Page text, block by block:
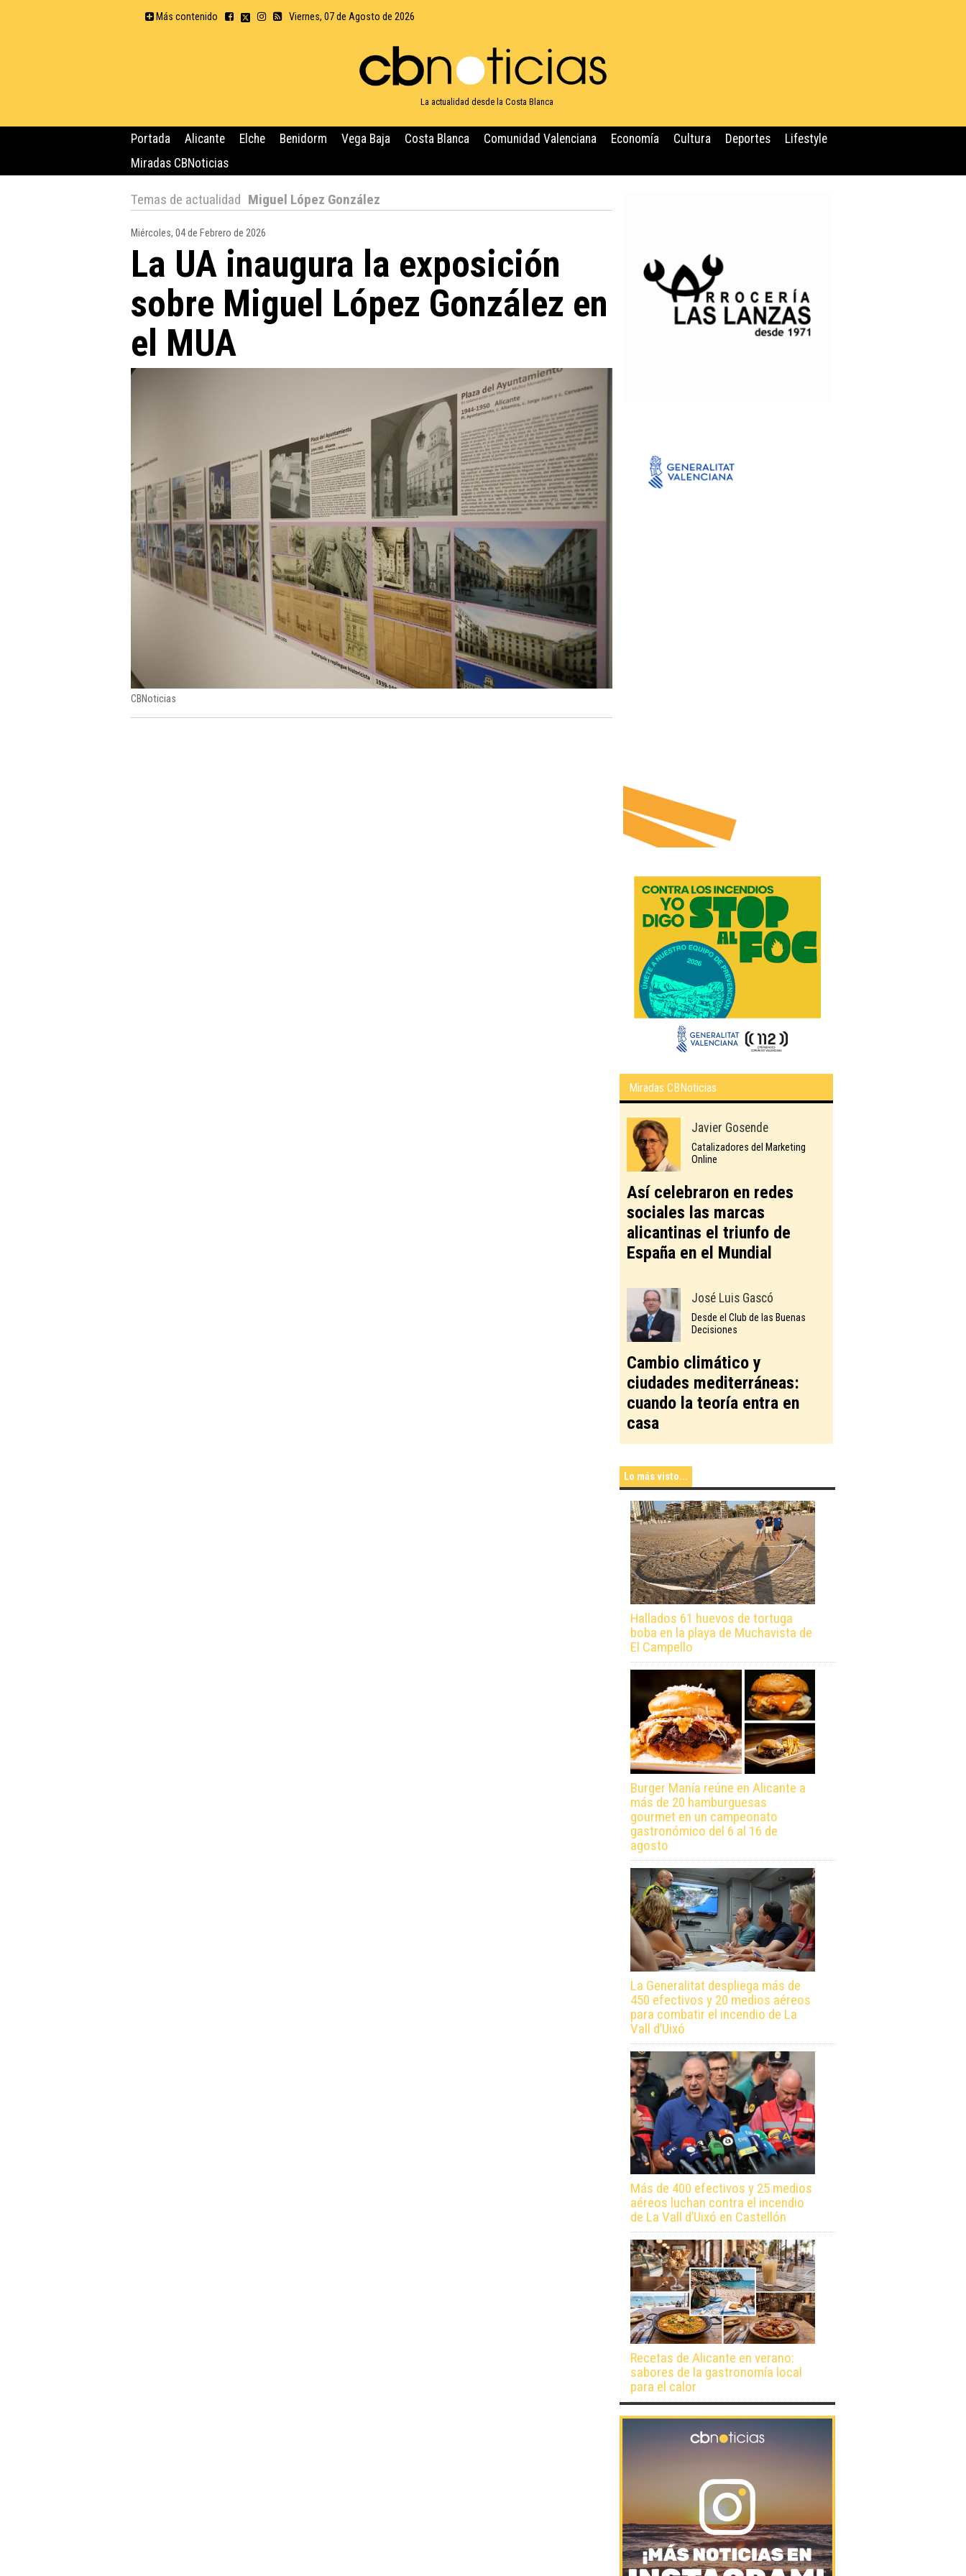
Más contenido Viernes, 07 de Agosto de 2026
La actualidad desde la Costa Blanca
Portada Alicante Elche Benidorm Vega Baja Costa Blanca Comunidad Valenciana Economía Cultura Deportes
Lifestyle
Miradas CBNoticias
Temas de actualidad Miguel López González
Miércoles, 04 de Febrero de 2026
La UA inaugura la exposición
sobre Miguel López González en
el MUA
CBNoticias
Miradas CBNoticias
Javier Gosende
Catalizadores del Marketing
Online
Así celebraron en redes
sociales las marcas
alicantinas el triunfo de
España en el Mundial
José Luis Gascó
Desde el Club de las Buenas
Decisiones
Cambio climático y
ciudades mediterráneas:
cuando la teoría entra en
casa
Lo más visto...
Hallados 61 huevos de tortuga
boba en la playa de Muchavista de
El Campello
Burger Manía reúne en Alicante a
más de 20 hamburguesas
gourmet en un campeonato
gastronómico del 6 al 16 de
agosto
La Generalitat despliega más de
450 efectivos y 20 medios aéreos
para combatir el incendio de La
Vall d’Uixó
Más de 400 efectivos y 25 medios
aéreos luchan contra el incendio
de La Vall d’Uixó en Castellón
Recetas de Alicante en verano:
sabores de la gastronomía local
para el calor